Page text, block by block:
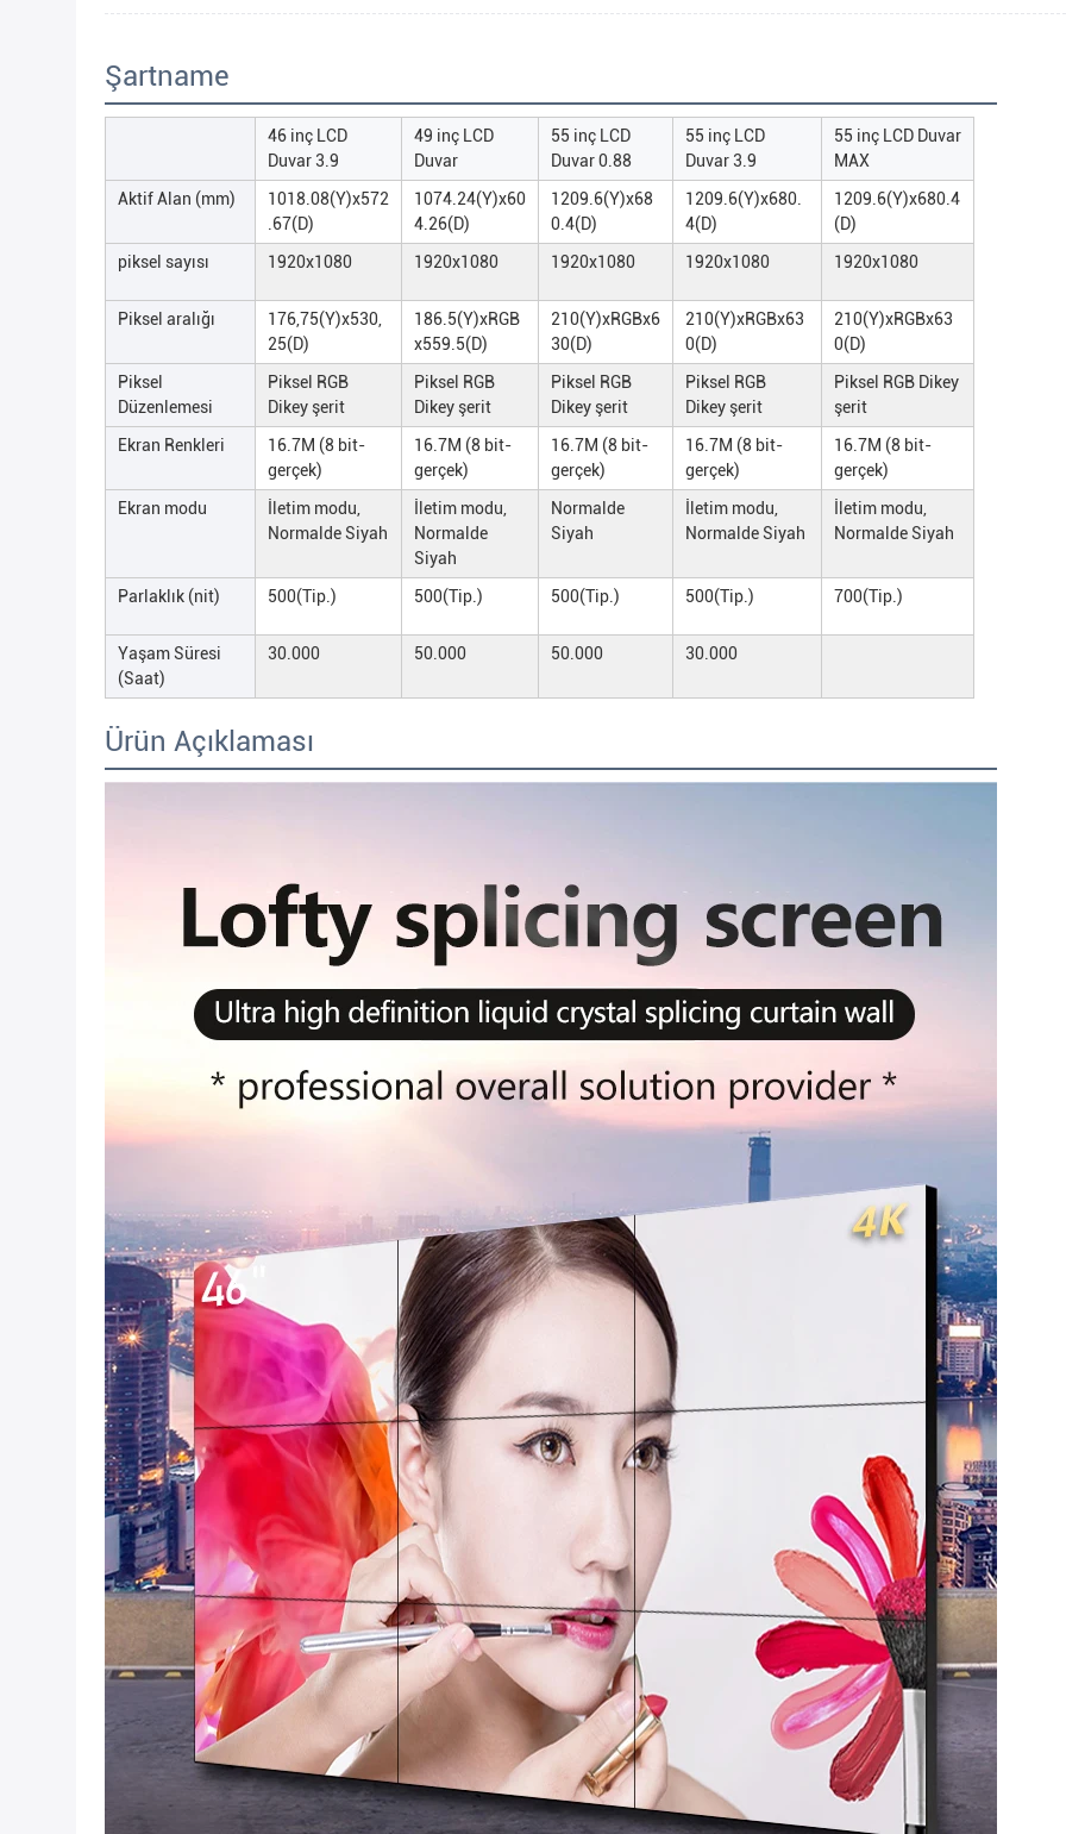
Şartname
46 inç LCD
Duvar 3.9
49 inç LCD
Duvar
55 inç LCD
Duvar 0.88
55 inç LCD
Duvar 3.9
55 inç LCD Duvar
MAX
Aktif Alan (mm)
1018.08(Y)x572
.67(D)
1074.24(Y)x60
4.26(D)
1209.6(Y)x68
0.4(D)
1209.6(Y)x680.
4(D)
1209.6(Y)x680.4
(D)
piksel sayısı
1920x1080 1920x1080 1920x1080 1920x1080 1920x1080
Piksel aralığı
176,75(Y)x530,
25(D)
186.5(Y)xRGB
x559.5(D)
210(Y)xRGBx6
30(D)
210(Y)xRGBx63
0(D)
210(Y)xRGBx63
0(D)
Piksel
Düzenlemesi
Piksel RGB
Dikey şerit
Piksel RGB
Dikey şerit
Piksel RGB
Dikey şerit
Piksel RGB
Dikey şerit
Piksel RGB Dikey
şerit
Ekran Renkleri
16.7M (8 bit-
gerçek)
16.7M (8 bit-
gerçek)
16.7M (8 bit-
gerçek)
16.7M (8 bit-
gerçek)
16.7M (8 bit-
gerçek)
Ekran modu
İletim modu,
Normalde Siyah
İletim modu,
Normalde
Siyah
Normalde
Siyah
İletim modu,
Normalde Siyah
İletim modu,
Normalde Siyah
Parlaklık (nit) 500(Tip.) 500(Tip.) 500(Tip.) 500(Tip.) 700(Tip.)
Yaşam Süresi
(Saat)
30.000 50.000 50.000 30.000
Ürün Açıklaması